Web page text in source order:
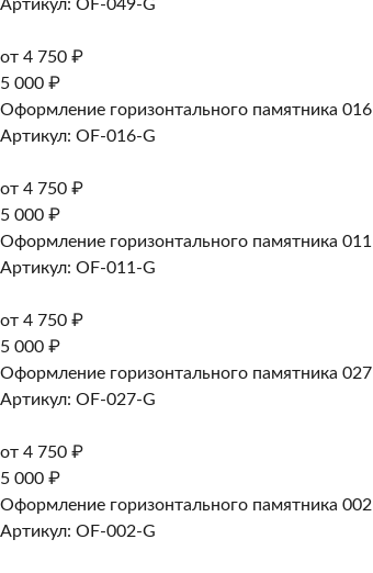
Артикул: OF-049-G
от 4 750 ₽
5 000 ₽
Оформление горизонтального памятника 016
Артикул: OF-016-G
от 4 750 ₽
5 000 ₽
Оформление горизонтального памятника 011
Артикул: OF-011-G
от 4 750 ₽
5 000 ₽
Оформление горизонтального памятника 027
Артикул: OF-027-G
от 4 750 ₽
5 000 ₽
Оформление горизонтального памятника 002
Артикул: OF-002-G